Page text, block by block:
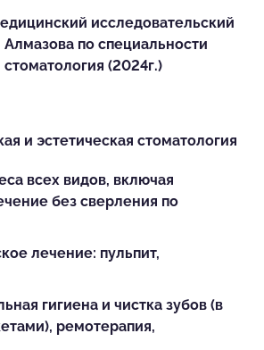
исследовательский
по специальности
(2024г.)
и эстетическая стоматология
всех видов, включая
без сверления по
лечение: пульпит,
гигиена и чистка зубов (в
ремотерапия,